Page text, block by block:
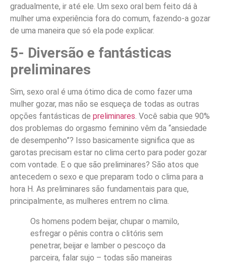
gradualmente, ir até ele. Um sexo oral bem feito dá à
mulher uma experiência fora do comum, fazendo-a gozar
de uma maneira que só ela pode explicar.
5- Diversão e fantásticas
preliminares
Sim, sexo oral é uma ótimo dica de como fazer uma
mulher gozar, mas não se esqueça de todas as outras
opções fantásticas de preliminares . Você sabia que 90%
dos problemas do orgasmo feminino vêm da “ansiedade
de desempenho”? Isso basicamente significa que as
garotas precisam estar no clima certo para poder gozar
com vontade. E o que são preliminares? São atos que
antecedem o sexo e que preparam todo o clima para a
hora H. As preliminares são fundamentais para que,
principalmente, as mulheres entrem no clima.
Os homens podem beijar, chupar o mamilo,
esfregar o pênis contra o clitóris sem
penetrar, beijar e lamber o pescoço da
parceira, falar sujo – todas são maneiras